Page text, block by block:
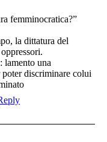
femminocratica?”
la dittatura del
lamento una
discriminare colui